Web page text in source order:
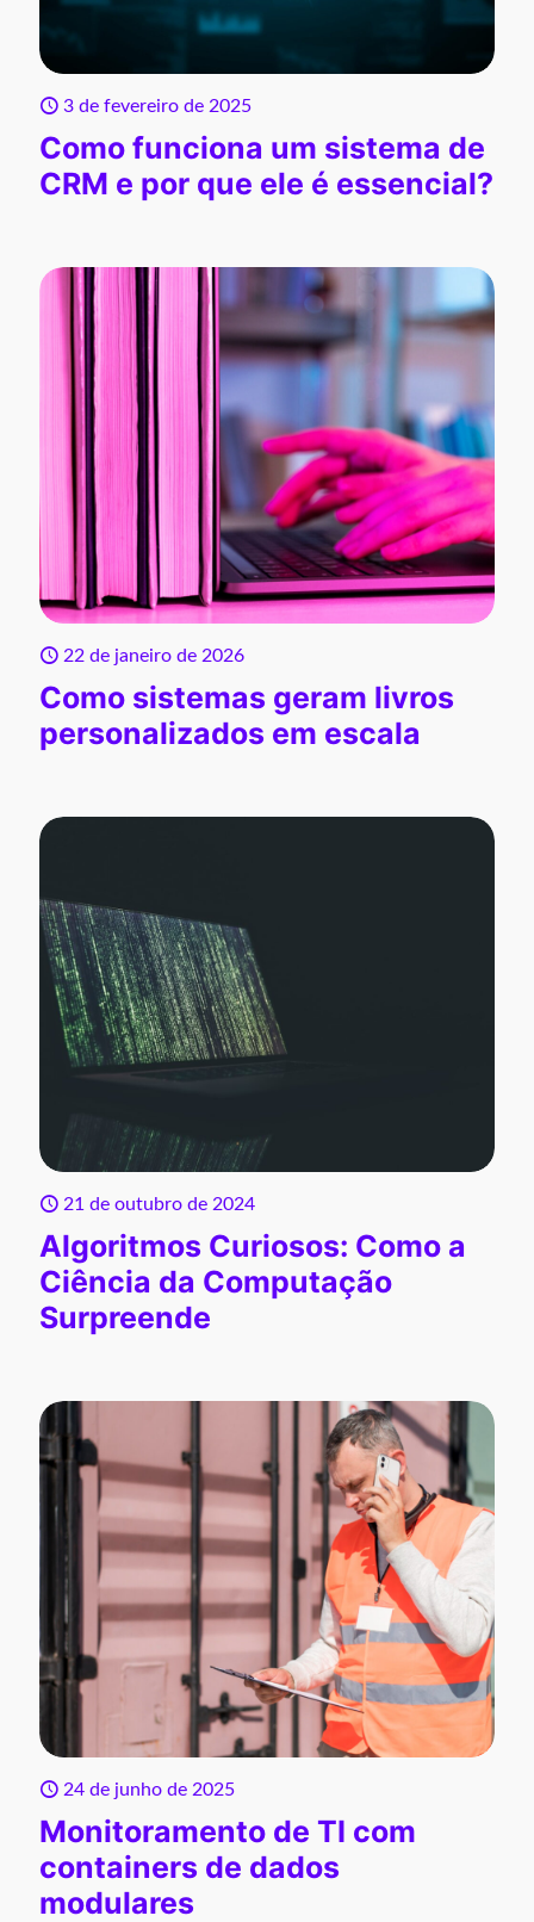
3 de fevereiro de 2025
Como funciona um sistema de
CRM e por que ele é essencial?
22 de janeiro de 2026
Como sistemas geram livros
personalizados em escala
21 de outubro de 2024
Algoritmos Curiosos: Como a
Ciência da Computação
Surpreende
24 de junho de 2025
Monitoramento de TI com
containers de dados
modulares